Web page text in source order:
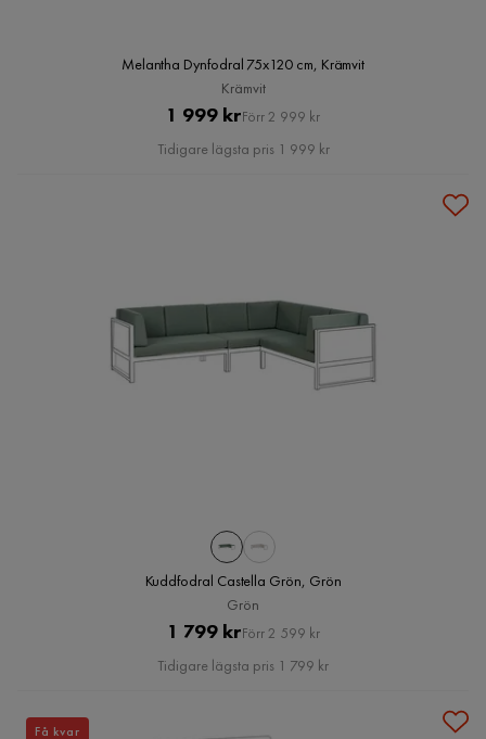
Melantha Dynfodral 75x120 cm, Krämvit
Krämvit
Pris
1 999 krOriginal
Pris
Förr 2 999 kr
Tidigare lägsta pris 1 999 kr
Kuddfodral Castella Grön, Grön
Grön
Pris
1 799 krOriginal
Pris
Förr 2 599 kr
Tidigare lägsta pris 1 799 kr
Få kvar